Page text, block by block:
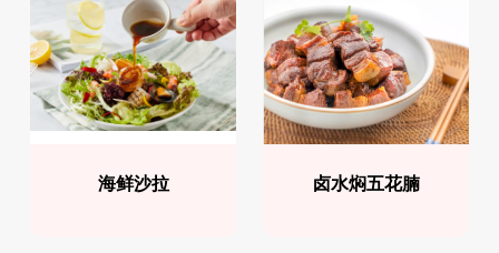
海鲜沙拉 卤水焖五花腩